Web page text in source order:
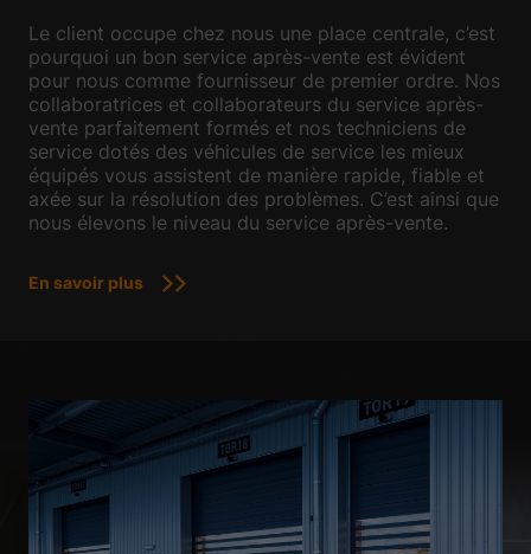
Le client occupe chez nous une place centrale, c’est
pourquoi un bon service après-vente est évident
pour nous comme fournisseur de premier ordre. Nos
collaboratrices et collaborateurs du service après-
vente parfaitement formés et nos techniciens de
service dotés des véhicules de service les mieux
équipés vous assistent de manière rapide, fiable et
axée sur la résolution des problèmes. C’est ainsi que
nous élevons le niveau du service après-vente.
En savoir plus